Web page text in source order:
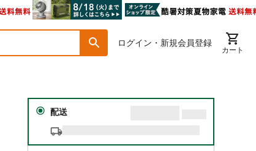
ログイン・新規会員登録
カート
配送